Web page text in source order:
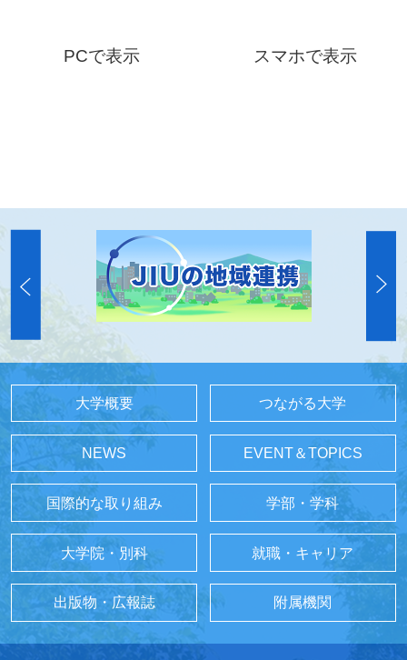
PCで表示 スマホで表示
大学概要 つながる大学
NEWS EVENT＆TOPICS
国際的な取り組み 学部・学科
大学院・別科 就職・キャリア
出版物・広報誌 附属機関